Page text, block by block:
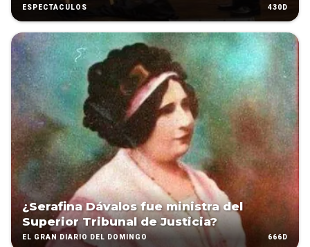
ESPECTÁCULOS 430D
¿Serafina Dávalos fue ministra del
Superior Tribunal de Justicia?
EL GRAN DIARIO DEL DOMINGO 666D